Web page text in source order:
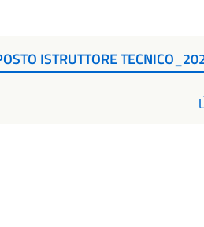
ISTRUTTORE